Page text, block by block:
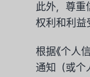
此外，尊重
权利和利益
根据《个人
通知（或个